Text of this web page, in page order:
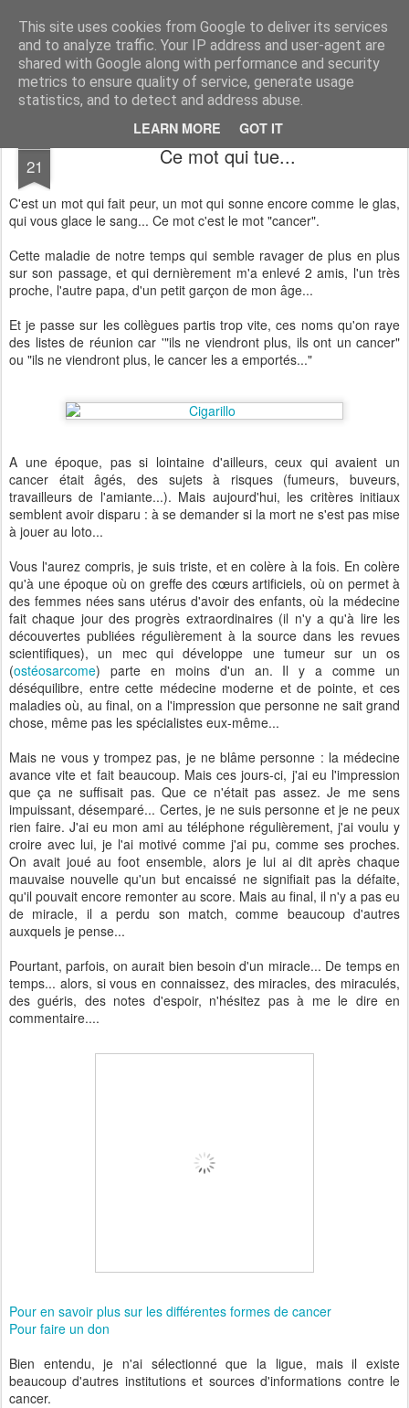
This site uses cookies from Google to deliver its services
and to analyze traffic. Your IP address and user-agent are
shared with Google along with performance and security
metrics to ensure quality of service, generate usage
statistics, and to detect and address abuse.
LEARN MORE GOT IT
Desperate Houseman : les pérégrinations d'un papa, mais pas que !
21 Ce mot qui tue...
C'est un mot qui fait peur, un mot qui sonne encore comme le glas,
qui vous glace le sang... Ce mot c'est le mot "cancer".
Cette maladie de notre temps qui semble ravager de plus en plus
sur son passage, et qui dernièrement m'a enlevé 2 amis, l'un très
proche, l'autre papa, d'un petit garçon de mon âge...
Et je passe sur les collègues partis trop vite, ces noms qu'on raye
des listes de réunion car '"ils ne viendront plus, ils ont un cancer"
ou "ils ne viendront plus, le cancer les a emportés..."
A une époque, pas si lointaine d'ailleurs, ceux qui avaient un
cancer était âgés, des sujets à risques (fumeurs, buveurs,
travailleurs de l'amiante...). Mais aujourd'hui, les critères initiaux
semblent avoir disparu : à se demander si la mort ne s'est pas mise
à jouer au loto...
Vous l'aurez compris, je suis triste, et en colère à la fois. En colère
qu'à une époque où on greffe des cœurs artificiels, où on permet à
des femmes nées sans utérus d'avoir des enfants, où la médecine
fait chaque jour des progrès extraordinaires (il n'y a qu'à lire les
découvertes publiées régulièrement à la source dans les revues
scientifiques), un mec qui développe une tumeur sur un os
(ostéosarcome) parte en moins d'un an. Il y a comme un
déséquilibre, entre cette médecine moderne et de pointe, et ces
maladies où, au final, on a l'impression que personne ne sait grand
chose, même pas les spécialistes eux-même...
Mais ne vous y trompez pas, je ne blâme personne : la médecine
avance vite et fait beaucoup. Mais ces jours-ci, j'ai eu l'impression
que ça ne suffisait pas. Que ce n'était pas assez. Je me sens
impuissant, désemparé... Certes, je ne suis personne et je ne peux
rien faire. J'ai eu mon ami au téléphone régulièrement, j'ai voulu y
croire avec lui, je l'ai motivé comme j'ai pu, comme ses proches.
On avait joué au foot ensemble, alors je lui ai dit après chaque
mauvaise nouvelle qu'un but encaissé ne signifiait pas la défaite,
qu'il pouvait encore remonter au score. Mais au final, il n'y a pas eu
de miracle, il a perdu son match, comme beaucoup d'autres
auxquels je pense...
Pourtant, parfois, on aurait bien besoin d'un miracle... De temps en
temps... alors, si vous en connaissez, des miracles, des miraculés,
des guéris, des notes d'espoir, n'hésitez pas à me le dire en
commentaire....
Pour en savoir plus sur les différentes formes de cancer
Pour faire un don
Bien entendu, je n'ai sélectionné que la ligue, mais il existe
beaucoup d'autres institutions et sources d'informations contre le
cancer.